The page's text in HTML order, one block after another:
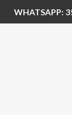
WHATSAPP: